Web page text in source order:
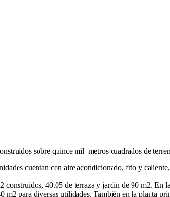
sobre quince mil metros cuadrados de
cuentan con aire acondicionado, frío y
40.05 de terraza y jardín de 90 m2. En
para diversas utilidades. También en la planta